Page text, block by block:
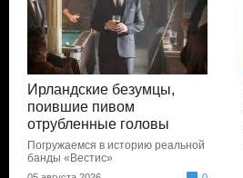
Ирландские безумцы,
поившие пивом
отрубленные головы
Погружаемся в историю реальной
банды «Вестис»